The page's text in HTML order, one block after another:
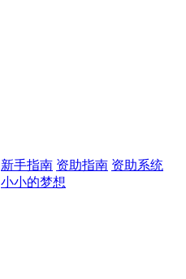
新手指南 资助指南 资助系统
小小的梦想